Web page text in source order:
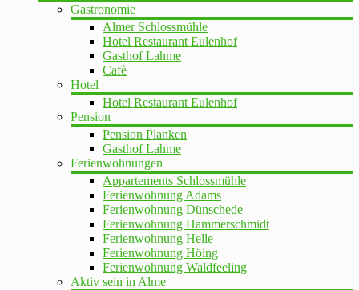
Gastronomie
Almer Schlossmühle
Hotel Restaurant Eulenhof
Gasthof Lahme
Cafè
Hotel
Hotel Restaurant Eulenhof
Pension
Pension Planken
Gasthof Lahme
Ferienwohnungen
Appartements Schlossmühle
Ferienwohnung Adams
Ferienwohnung Dünschede
Ferienwohnung Hammerschmidt
Ferienwohnung Helle
Ferienwohnung Höing
Ferienwohnung Waldfeeling
Aktiv sein in Alme